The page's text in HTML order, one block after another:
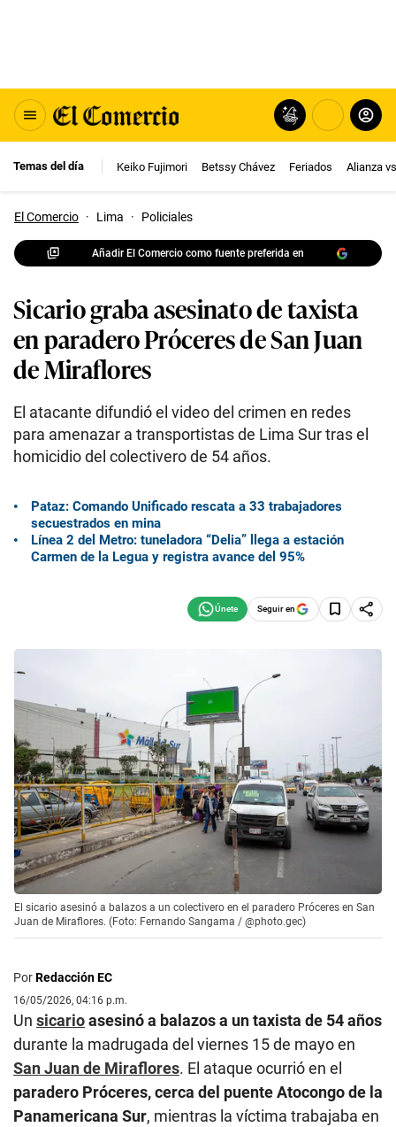
Temas del día Keiko Fujimori Betssy Chávez Feriados Alianza
El Comercio · Lima · Policiales
Añadir El Comercio como fuente preferida en
Sicario graba asesinato de taxista
en paradero Próceres de San Juan
de Miraflores
El atacante difundió el video del crimen en redes
para amenazar a transportistas de Lima Sur tras el
homicidio del colectivero de 54 años.
Pataz: Comando Unificado rescata a 33 trabajadores
secuestrados en mina
Línea 2 del Metro: tuneladora “Delia” llega a estación
Carmen de la Legua y registra avance del 95%
Seguir en
El sicario asesinó a balazos a un colectivero en el paradero Próceres en San
Juan de Miraflores. (Foto: Fernando Sangama / @photo.gec)
PorRedacción EC
16/05/2026, 04:16 p.m.
Un sicarioasesinó a balazos a un taxista de 54 años
durante la madrugada del viernes 15 de mayo en
San Juan de Miraflores. El ataque ocurrió en el
paradero Próceres, cerca del puente Atocongo de la
Panamericana Sur, mientras la víctima trabajaba en